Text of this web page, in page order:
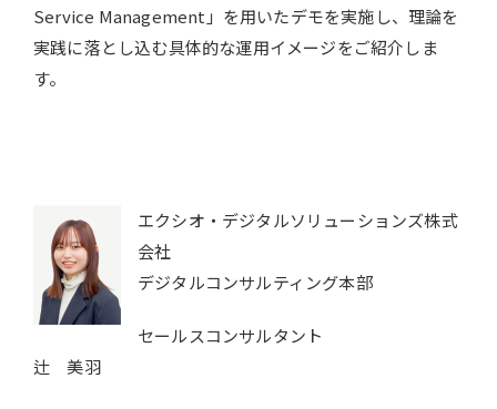
Service Management」を用いたデモを実施し、理論を
実践に落とし込む具体的な運用イメージをご紹介しま
す。
エクシオ・デジタルソリューションズ株式
会社
デジタルコンサルティング本部
セールスコンサルタント
辻 美羽